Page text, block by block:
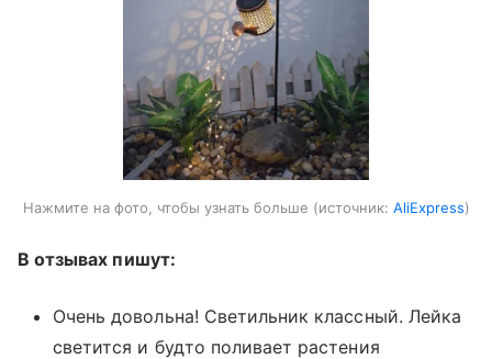
Нажмите на фото, чтобы узнать больше источник: AliExpress
В отзывах пишут:
Очень довольна! Светильник классный. Лейка
светится и будто поливает растения